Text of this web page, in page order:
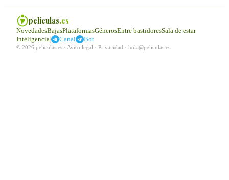
peliculas.es
NovedadesBajasPlataformasGénerosEntre bastidoresSala de estar
Inteligencia| Canal Bot
© 2026 peliculas.es · Aviso legal · Privacidad · hola@peliculas.es